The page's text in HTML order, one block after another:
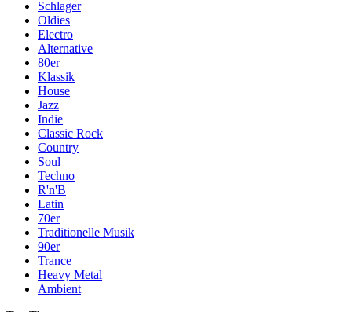
Schlager
Oldies
Electro
Alternative
80er
Klassik
House
Jazz
Indie
Classic Rock
Country
Soul
Techno
R'n'B
Latin
70er
Traditionelle Musik
90er
Trance
Heavy Metal
Ambient